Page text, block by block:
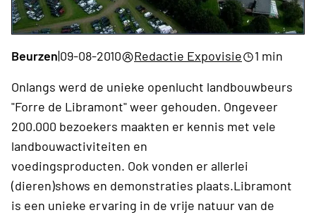
Beurzen|09-08-2010 Redactie Expovisie
1 min
Onlangs werd de unieke openlucht landbouwbeurs
"Forre de Libramont" weer gehouden. Ongeveer
200.000 bezoekers maakten er kennis met vele
landbouwactiviteiten en
voedingsproducten. Ook vonden er allerlei
(dieren)shows en demonstraties plaats.Libramont
is een unieke ervaring in de vrije natuur van de